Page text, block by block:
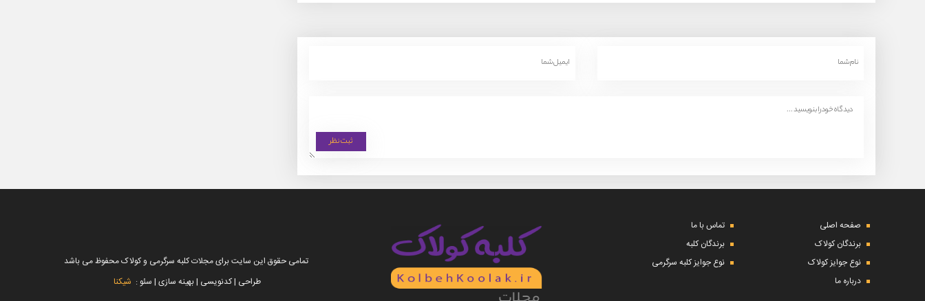
صفحه اصلی
تماس با ما
برندگان کولاک
برندگان کلبه
نوع جوایز کولاک
نوع جوایز کلبه سرگرمی
درباره ما
تمامی حقوق این سایت برای مجلات کلبه سرگرمی و کولاک محفوظ می باشد
طراحی | کدنویسی | بهینه سازی | سئو : شیکنا